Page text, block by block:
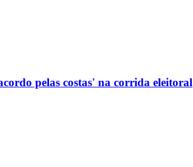
pelas costas' na corrida eleitoral